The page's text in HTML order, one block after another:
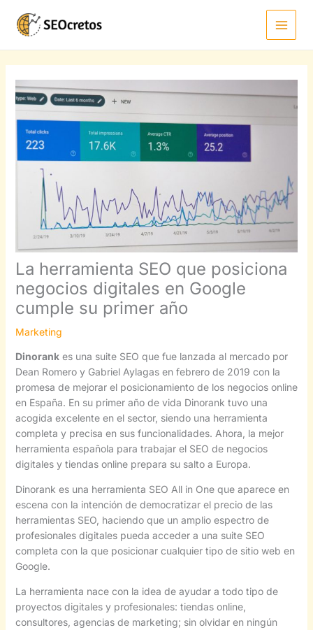
contenido
La herramienta SEO que posiciona
negocios digitales en Google
cumple su primer año
Marketing
Dinorankes una suite SEO que fue lanzada al mercado por
Dean Romero y Gabriel Aylagas en febrero de 2019 con la
promesa de mejorar el posicionamiento de los negocios online
en España. En su primer año de vida Dinorank tuvo una
acogida excelente en el sector, siendo una herramienta
completa y precisa en sus funcionalidades. Ahora, la mejor
herramienta española para trabajar el SEO de negocios
digitales y tiendas online prepara su salto a Europa.
Dinorank es una herramienta SEO All in One que aparece en
escena con la intención de democratizar el precio de las
herramientas SEO, haciendo que un amplio espectro de
profesionales digitales pueda acceder a una suite SEO
completa con la que posicionar cualquier tipo de sitio web en
Google.
La herramienta nace con la idea de ayudar a todo tipo de
proyectos digitales y profesionales: tiendas online,
consultores, agencias de marketing; sin olvidar en ningún